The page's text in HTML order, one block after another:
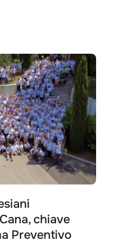
chiave
Preventivo